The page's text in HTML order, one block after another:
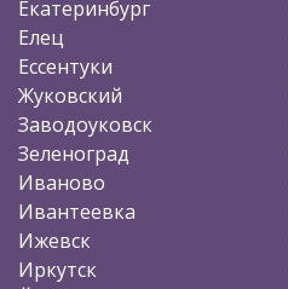
Екатеринбург
Елец
Ессентуки
Жуковский
Заводоуковск
Зеленоград
Иваново
Ивантеевка
Ижевск
Иркутск